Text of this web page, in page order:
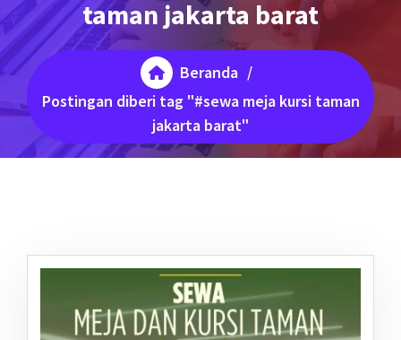
taman jakarta barat
Beranda /
Postingan diberi tag "#sewa meja kursi taman
jakarta barat"